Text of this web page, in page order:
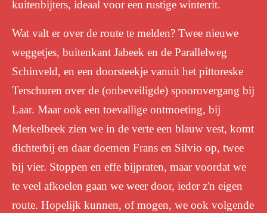
kuitenbijters, ideaal voor een rustige winterrit.
Wat valt er over de route te melden? Twee nieuwe
weggetjes, buitenkant Jabeek en de Parallelweg
Schinveld, en een doorsteekje vanuit het pittoreske
Terschuren over de (onbeveiligde) spoorovergang bij
Laar. Maar ook een toevallige ontmoeting, bij
Merkelbeek zien we in de verte een blauw vest, komt
dichterbij en daar doemen Frans en Silvio op, twee
bij vier. Stoppen en effe bijpraten, maar voordat we
te veel afkoelen gaan we weer door, ieder z'n eigen
route. Hopelijk kunnen, of mogen, we ook volgende